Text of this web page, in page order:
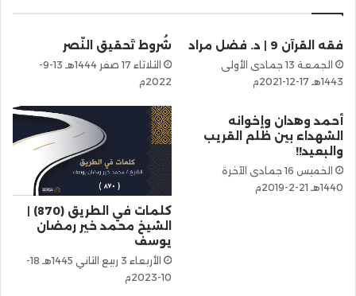
فقه القرآن 9 | د. فضل مراد
الجمعة 13 جمادى الأولى
1443هـ 17-12-2021م
شُروط تَحقيق النّصر
الثلاثاء 17 صفر 1444هـ 13-9-
2022م
أحمد وهدان وإخوانه
الشهداء بين ظلم القريب
والبعيد!!
الخميس 16 جمادى الآخرة
1440هـ 21-2-2019م
كلمات في الطريق (870) |
الشيخ محمد خير رمضان
يوسف
الأربعاء 3 ربيع الثاني 1445هـ 18-
10-2023م